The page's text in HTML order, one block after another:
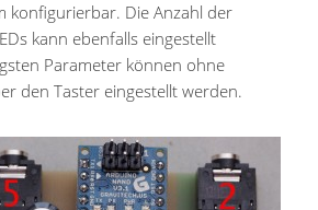
konfigurierbar. Die Anzahl der
kann ebenfalls eingestellt
Parameter können ohne
den Taster eingestellt werden.